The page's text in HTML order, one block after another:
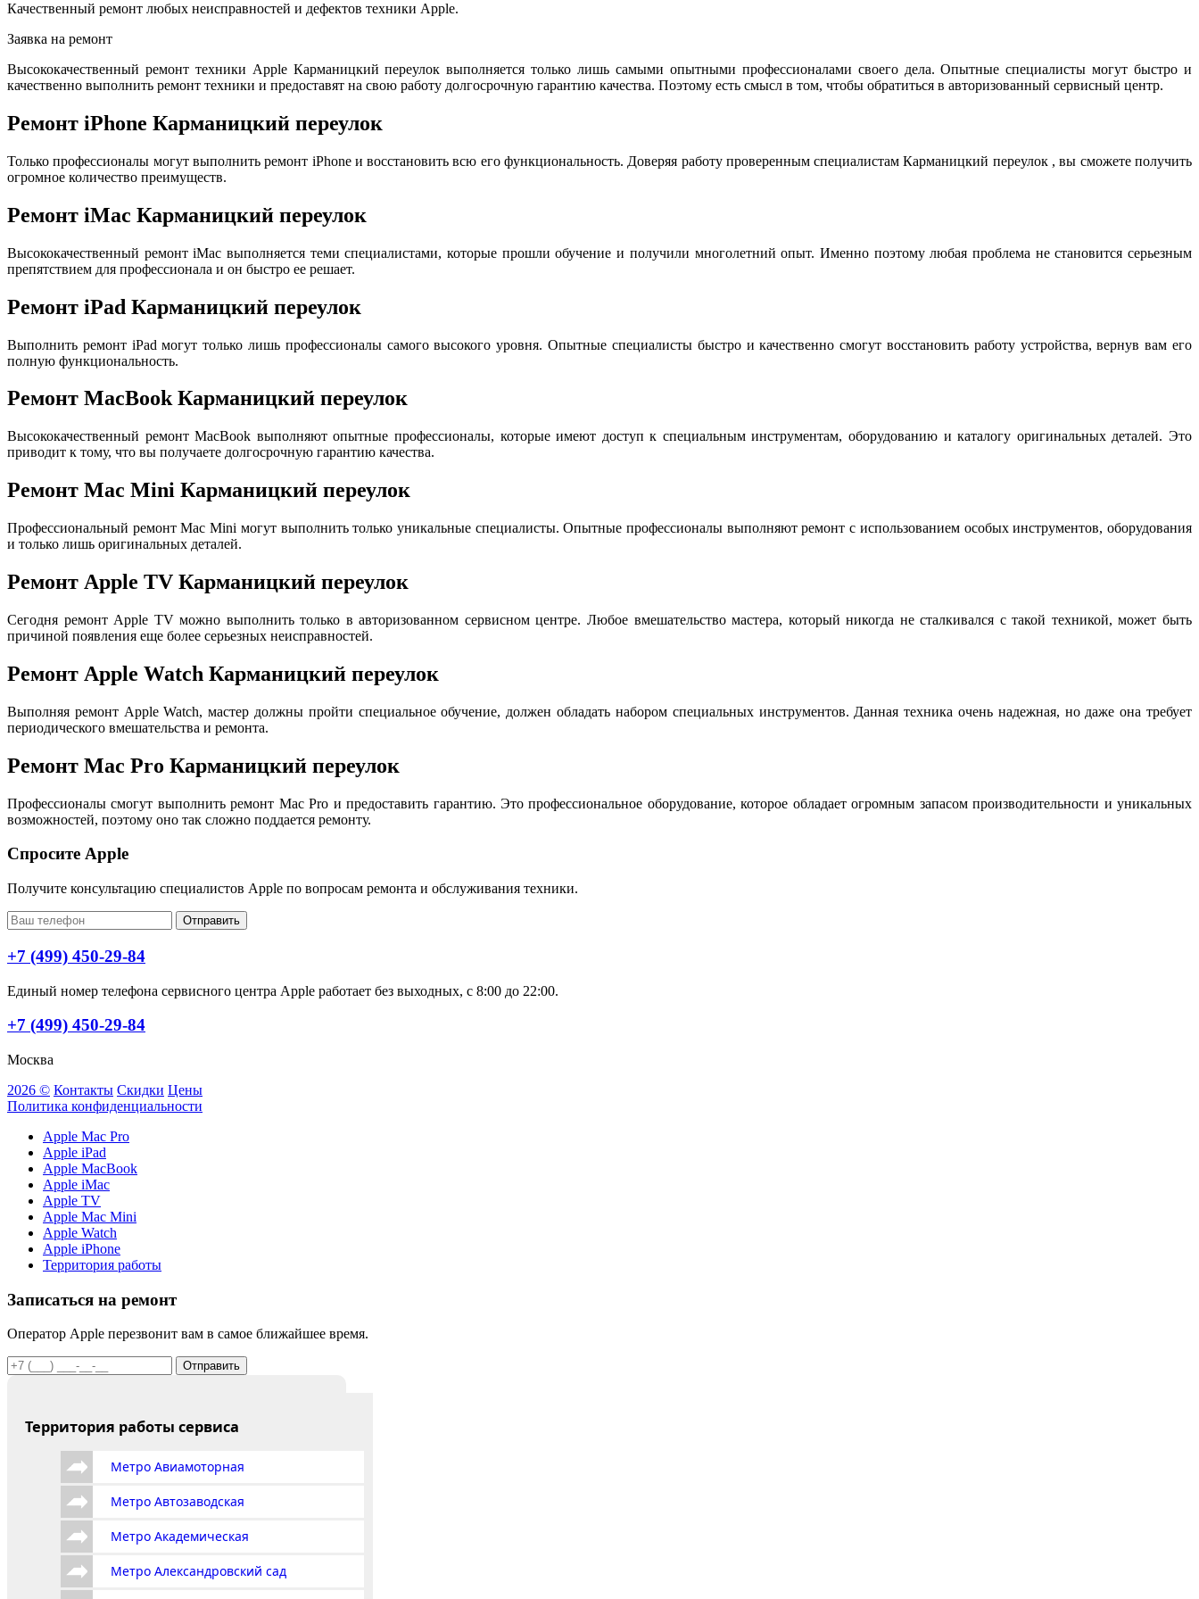
Качественный ремонт любых неисправностей и дефектов техники Apple.
Заявка на ремонт
Высококачественный ремонт техники Apple Карманицкий переулок выполняется только лишь самыми опытными профессионалами своего дела. Опытные специалисты могут быстро и
качественно выполнить ремонт техники и предоставят на свою работу долгосрочную гарантию качества. Поэтому есть смысл в том, чтобы обратиться в авторизованный сервисный центр.
Ремонт iPhone Карманицкий переулок
Только профессионалы могут выполнить ремонт iPhone и восстановить всю его функциональность. Доверяя работу проверенным специалистам Карманицкий переулок , вы сможете получить
огромное количество преимуществ.
Ремонт iMac Карманицкий переулок
Высококачественный ремонт iMac выполняется теми специалистами, которые прошли обучение и получили многолетний опыт. Именно поэтому любая проблема не становится серьезным
препятствием для профессионала и он быстро ее решает.
Ремонт iPad Карманицкий переулок
Выполнить ремонт iPad могут только лишь профессионалы самого высокого уровня. Опытные специалисты быстро и качественно смогут восстановить работу устройства, вернув вам его
полную функциональность.
Ремонт MacBook Карманицкий переулок
Высококачественный ремонт MacBook выполняют опытные профессионалы, которые имеют доступ к специальным инструментам, оборудованию и каталогу оригинальных деталей. Это
приводит к тому, что вы получаете долгосрочную гарантию качества.
Ремонт Mac Mini Карманицкий переулок
Профессиональный ремонт Mac Mini могут выполнить только уникальные специалисты. Опытные профессионалы выполняют ремонт с использованием особых инструментов, оборудования
и только лишь оригинальных деталей.
Ремонт Apple TV Карманицкий переулок
Сегодня ремонт Apple TV можно выполнить только в авторизованном сервисном центре. Любое вмешательство мастера, который никогда не сталкивался с такой техникой, может быть
причиной появления еще более серьезных неисправностей.
Ремонт Apple Watch Карманицкий переулок
Выполняя ремонт Apple Watch, мастер должны пройти специальное обучение, должен обладать набором специальных инструментов. Данная техника очень надежная, но даже она требует
периодического вмешательства и ремонта.
Ремонт Mac Pro Карманицкий переулок
Профессионалы смогут выполнить ремонт Mac Pro и предоставить гарантию. Это профессиональное оборудование, которое обладает огромным запасом производительности и уникальных
возможностей, поэтому оно так сложно поддается ремонту.
Спросите Apple
Получите консультацию специалистов Apple по вопросам ремонта и обслуживания техники.
Отправить
+7 (499) 450-29-84
Единый номер телефона сервисного центра Apple работает без выходных, с 8:00 до 22:00.
+7 (499) 450-29-84
Москва
2026 © Контакты Скидки Цены
Политика конфиденциальности
Apple Mac Pro
Apple iPad
Apple MacBook
Apple iMac
Apple TV
Apple Mac Mini
Apple Watch
Apple iPhone
Территория работы
Записаться на ремонт
Оператор Apple перезвонит вам в самое ближайшее время.
Отправить
Территория работы сервиса
Метро Авиамоторная
Метро Автозаводская
Метро Академическая
Метро Александровский сад